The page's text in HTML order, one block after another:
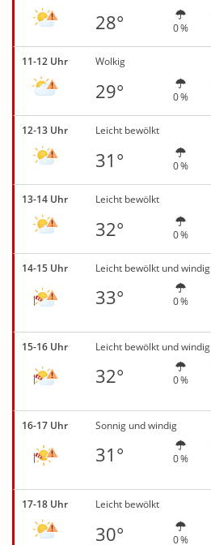
28° 0 %
11-12 Uhr Wolkig
29° 0 %
12-13 Uhr Leicht bewölkt
31° 0 %
13-14 Uhr Leicht bewölkt
32° 0 %
14-15 Uhr Leicht bewölkt und windig
33° 0 %
15-16 Uhr Leicht bewölkt und windig
32° 0 %
16-17 Uhr Sonnig und windig
31° 0 %
17-18 Uhr Leicht bewölkt
30° 0 %